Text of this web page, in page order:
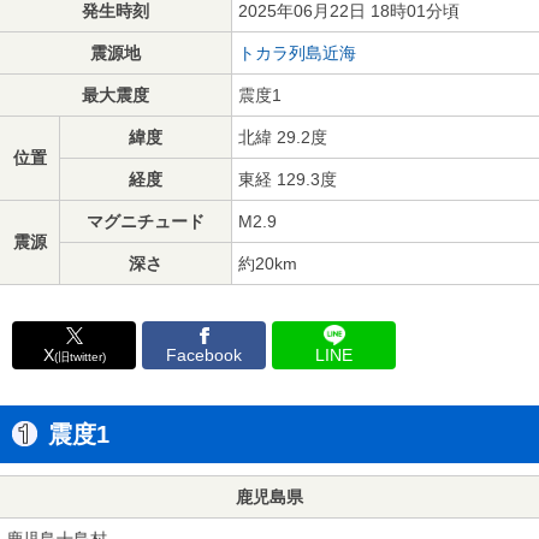
発生時刻 2025年06月22日 18時01分頃
震源地 トカラ列島近海
最大震度 震度1
位置
緯度 北緯 29.2度
経度 東経 129.3度
震源
マグニチュード M2.9
深さ 約20km
X(旧twitter) Facebook LINE
震度1
鹿児島県